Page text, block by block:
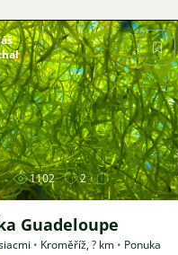
Obrázok
1102 2
Guadeloupe
• Kroměříž,? km • Ponuka